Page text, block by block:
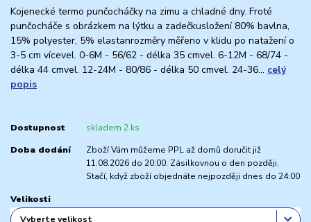
Kojenecké termo punčocháčky na zimu a chladné dny. Froté
punčocháče s obrázkem na lýtku a zadečkusložení 80% bavlna,
15% polyester, 5% elastanrozměry měřeno v klidu po natažení o
3-5 cm vícevel. 0-6M - 56/62 - délka 35 cmvel. 6-12M - 68/74 -
délka 44 cmvel. 12-24M - 80/86 - délka 50 cmvel. 24-36... celý
popis
Dostupnost skladem 2 ks
Doba dodání
Zboží Vám můžeme PPL až domů doručit již
11.08.2026 do 20:00. Zásilkovnou o den později.
Stačí, když zboží objednáte nejpozději dnes do 24:00
Velikosti